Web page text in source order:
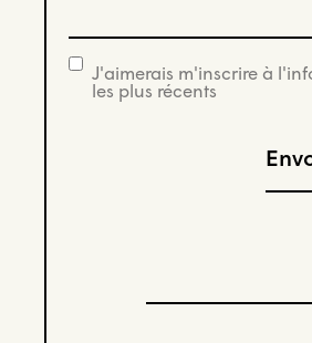
infolettre
J'aimerais m'inscrire à
les plus récents